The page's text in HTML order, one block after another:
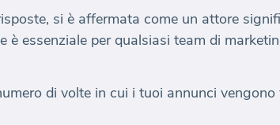
si è affermata come un attore
è essenziale per qualsiasi team di
di volte in cui i tuoi annunci